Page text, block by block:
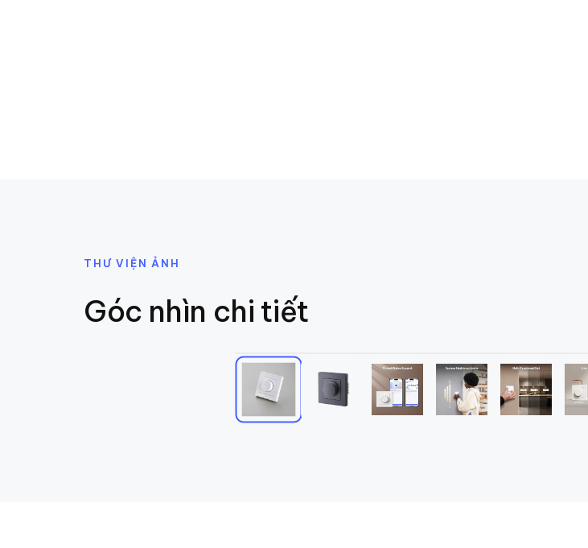
THƯ VIỆN ẢNH
Góc nhìn chi tiết